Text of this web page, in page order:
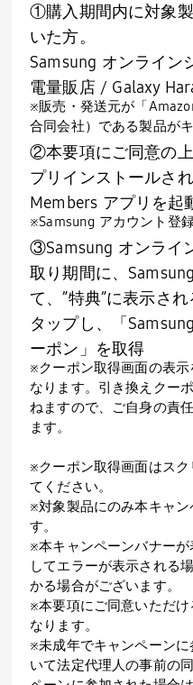
①購入期間内に対象
いた方。
Samsung オンライ
電量販店 / Galaxy
※販売・発送元が「
合同会社）である製品が
②本要項にご同意の
プリインストールさ
Members アプリを起
※Samsung アカウント登
③Samsung オンライ
取り期間に、
て、”特典”に表示さ
タップし、「
ーポン」を取得
※クーポン取得画面の表
なります。引き換えクー
ねますので、ご自身の責
ます。
※クーポン取得画面はス
てください。
※対象製品にのみ本キャ
す。
※本キャンペーンバナー
してエラーが表示される
かる場合がございます。
※本要項にご同意いただ
なります。
※未成年でキャンペーン
いて法定代理人の事前の